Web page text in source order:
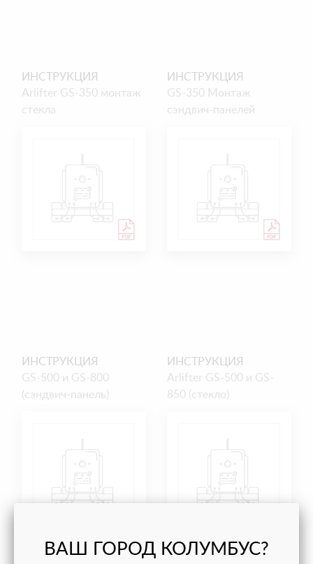
ИНСТРУКЦИЯ
Arlifter GS-350 монтаж
стекла
ИНСТРУКЦИЯ
GS-350 Монтаж
сэндвич-панелей
ИНСТРУКЦИЯ
GS-500 и GS-800
(сэндвич-панель)
ИНСТРУКЦИЯ
Arlifter GS-500 и GS-
850 (стекло)
ВАШ ГОРОД КОЛУМБУС?